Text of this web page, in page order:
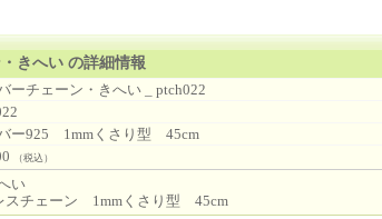
きへい の詳細情報
ーチェーン・きへい _ ptch022
ー925 1mmくさり型 45cm
（税込）
い
スチェーン 1mmくさり型 45cm